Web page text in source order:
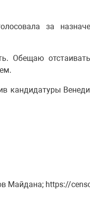
за
Обещаю
кандидатуры
Майдана; https://